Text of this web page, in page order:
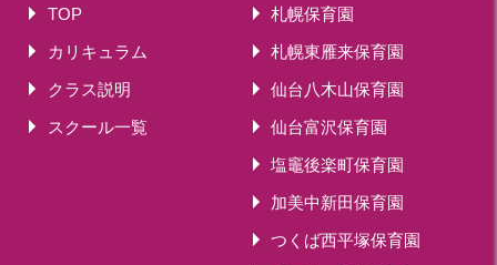
2019年 06月(20)
2019年 05月(19)
2019年 04月(5)
TOP
カリキュラム
クラス説明
スクール一覧
札幌保育園
札幌東雁来保育園
仙台八木山保育園
仙台富沢保育園
塩竈後楽町保育園
加美中新田保育園
つくば西平塚保育園